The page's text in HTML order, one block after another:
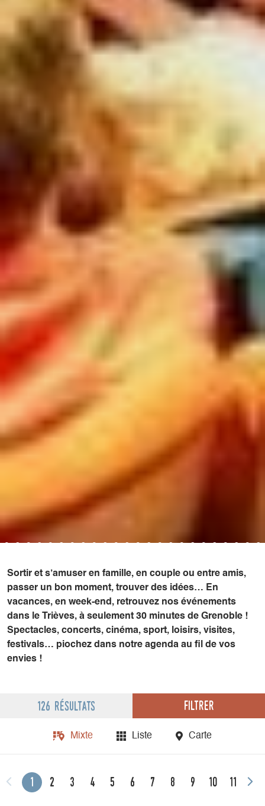
Sortir et s’amuser en famille, en couple ou entre amis,
passer un bon moment, trouver des idées… En
vacances, en week-end, retrouvez nos événements
dans le Trièves, à seulement 30 minutes de Grenoble !
Spectacles, concerts, cinéma, sport, loisirs, visites,
festivals… piochez dans notre agenda au fil de vos
envies !
126 résultats Filtrer
Mixte Liste Carte
1 2 3 4 5 6 7 8 9 10 11